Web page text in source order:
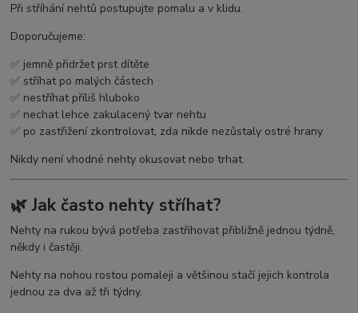
Při stříhání nehtů postupujte pomalu a v klidu.
Doporučujeme:
✅ jemně přidržet prst dítěte
✅ stříhat po malých částech
✅ nestříhat příliš hluboko
✅ nechat lehce zakulacený tvar nehtu
✅ po zastřižení zkontrolovat, zda nikde nezůstaly ostré hrany
Nikdy není vhodné nehty okusovat nebo trhat.
🌿 Jak často nehty stříhat?
Nehty na rukou bývá potřeba zastřihovat přibližně jednou týdně,
někdy i častěji.
Nehty na nohou rostou pomaleji a většinou stačí jejich kontrola
jednou za dva až tři týdny.